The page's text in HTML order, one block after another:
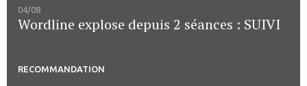
04/08
Wordline explose depuis 2 séances : SUIVI
RECOMMANDATION